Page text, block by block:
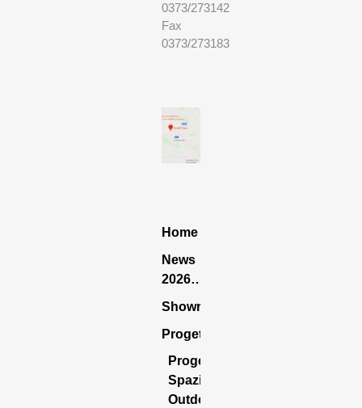
0373/273142
Fax
0373/273183
Home
News
2026…
Showroom
Progettazione
Progettazione
Spazio
Outdoor